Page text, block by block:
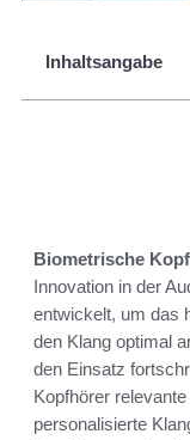
Inhaltsangabe
Biometrische
Innovation in der
entwickelt, um das
den Klang optimal
den Einsatz
Kopfhörer
personalisierte